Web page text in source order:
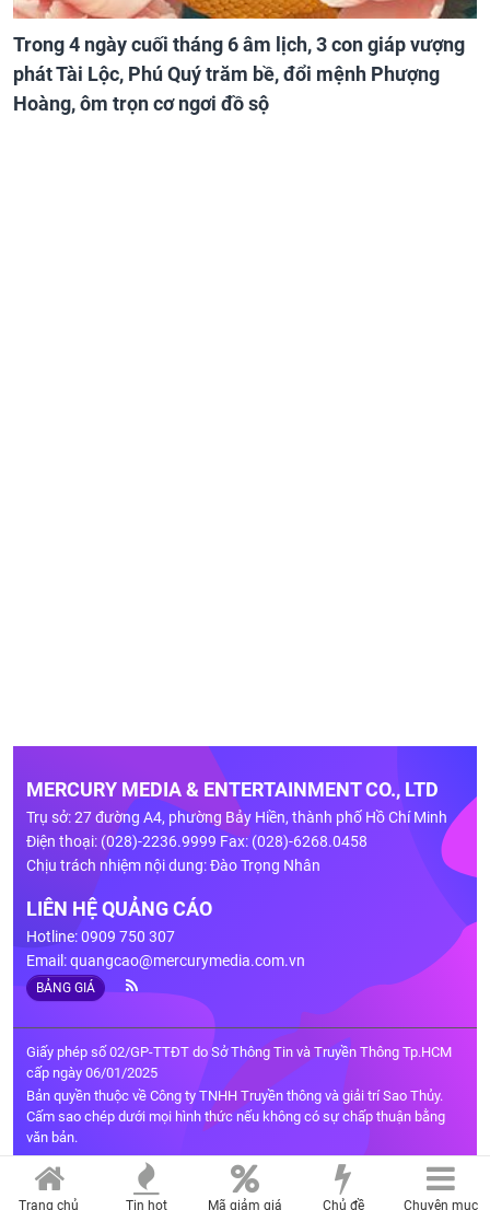
Trong 4 ngày cuối tháng 6 âm lịch, 3 con giáp vượng
phát Tài Lộc, Phú Quý trăm bề, đổi mệnh Phượng
Hoàng, ôm trọn cơ ngơi đồ sộ
MERCURY MEDIA & ENTERTAINMENT CO., LTD
Trụ sở: 27 đường A4, phường Bảy Hiền, thành phố Hồ Chí Minh
Điện thoại: (028)-2236.9999 Fax: (028)-6268.0458
Chịu trách nhiệm nội dung: Đào Trọng Nhân
LIÊN HỆ QUẢNG CÁO
Hotline: 0909 750 307
Email:quangcao@mercurymedia.com.vn
BẢNG GIÁ
Giấy phép số 02/GP-TTĐT do Sở Thông Tin và Truyền Thông Tp.HCM
cấp ngày 06/01/2025
Bản quyền thuộc về Công ty TNHH Truyền thông và giải trí Sao Thủy.
Cấm sao chép dưới mọi hình thức nếu không có sự chấp thuận bằng
văn bản.
Trang chủ Tin hot Mã giảm giá Chủ đề Chuyên mục